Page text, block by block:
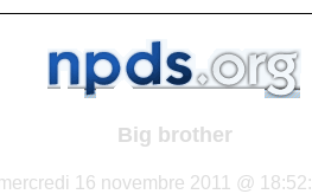
Big brother
16 novembre 2011 @